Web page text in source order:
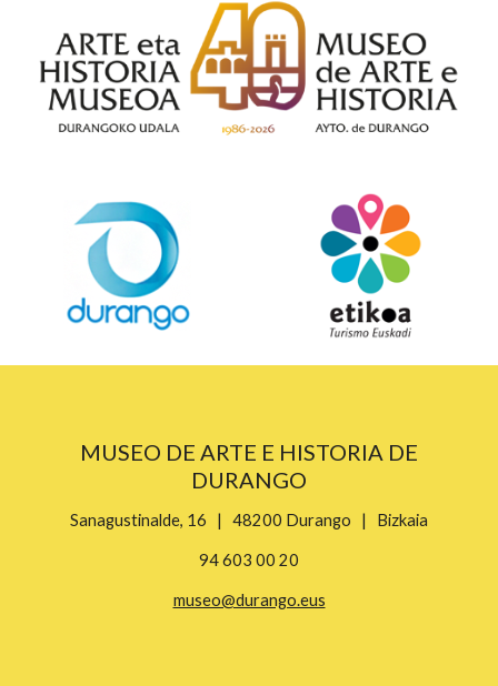
MUSEO DE ARTE E HISTORIA DE
DURANGO
Sanagustinalde, 16 | 48200 Durango | Bizkaia
94 603 00 20
museo@durango.eus